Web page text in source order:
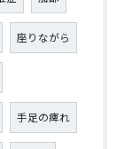
座りながら
手足の痺れ